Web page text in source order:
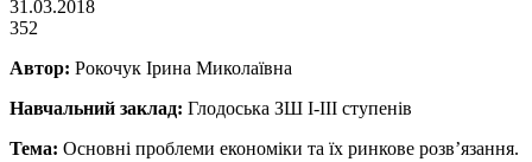
31.03.2018
352
Автор: Рокочук Ірина Миколаївна
Навчальний заклад: Глодоська ЗШ І-ІІІ ступенів
Тема: Основні проблеми економіки та їх ринкове розв’язання.